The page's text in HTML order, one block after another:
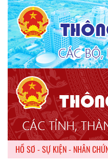
HỒ SƠ - SỰ KIỆN - NHÂN